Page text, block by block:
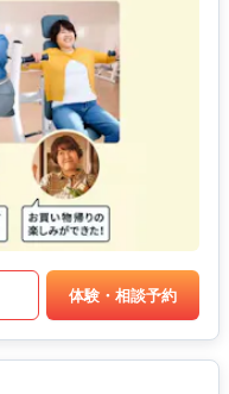
体験・相談予約